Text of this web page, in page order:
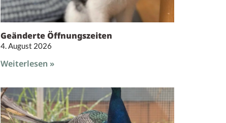
Geänderte Öffnungszeiten
4. August 2026
Weiterlesen »